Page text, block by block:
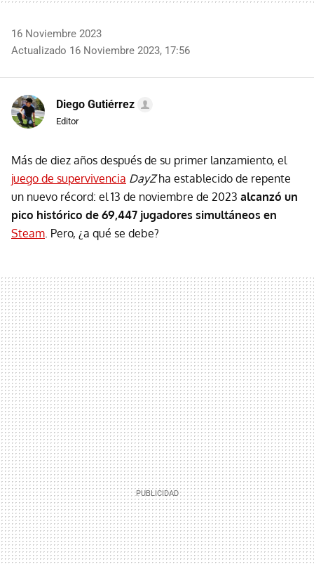
16 Noviembre 2023
Actualizado 16 Noviembre 2023, 17:56
Diego Gutiérrez
Editor
Más de diez años después de su primer lanzamiento, el
juego de supervivencia DayZha establecido de repente
un nuevo récord: el 13 de noviembre de 2023 alcanzó un
pico histórico de 69,447 jugadores simultáneos en
Steam. Pero, ¿a qué se debe?